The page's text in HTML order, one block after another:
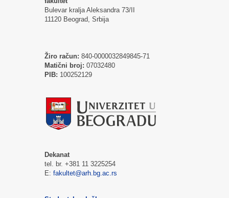
Bulevar kralja Aleksandra 73/II
11120 Beograd, Srbija
Žiro račun: 840-0000032849845-71
Matični broj: 07032480
PIB: 100252129
Dekanat
tel. br. +381 11 3225254
E: fakultet@arh.bg.ac.rs